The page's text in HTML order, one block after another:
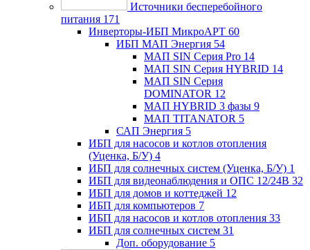
Источники бесперебойного
питания 171
Инверторы-ИБП МикроАРТ 60
ИБП МАП Энергия 54
МАП SIN Серия Pro 14
МАП SIN Серия HYBRID 14
МАП SIN Серия
DOMINATOR 12
МАП HYBRID 3 фазы 9
МАП TITANATOR 5
САП Энергия 5
ИБП для насосов и котлов отопления
(Уценка, Б/У) 4
ИБП для солнечных систем (Уценка, Б/У) 1
ИБП для видеонаблюдения и ОПС 12/24В 32
ИБП для домов и коттеджей 12
ИБП для компьютеров 7
ИБП для насосов и котлов отопления 33
ИБП для солнечных систем 31
Доп. оборудование 5